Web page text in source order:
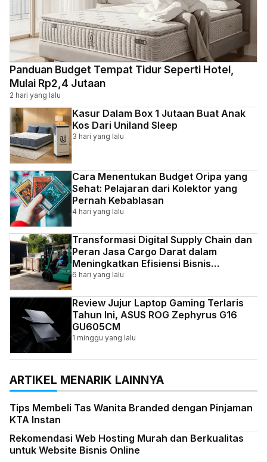
Panduan Budget Tempat Tidur Seperti Hotel,
Mulai Rp2,4 Jutaan
2 hari yang lalu
Kasur Dalam Box 1 Jutaan Buat Anak
Kos Dari Uniland Sleep
3 hari yang lalu
Cara Menentukan Budget Oripa yang
Sehat: Pelajaran dari Kolektor yang
Pernah Kebablasan
4 hari yang lalu
Transformasi Digital Supply Chain dan
Peran Jasa Cargo Darat dalam
Meningkatkan Efisiensi Bisnis
Indonesia
6 hari yang lalu
Review Jujur Laptop Gaming Terlaris
Tahun Ini, ASUS ROG Zephyrus G16
GU605CM
1 minggu yang lalu
ARTIKEL MENARIK LAINNYA
Tips Membeli Tas Wanita Branded dengan Pinjaman
KTA Instan
Rekomendasi Web Hosting Murah dan Berkualitas
untuk Website Bisnis Online